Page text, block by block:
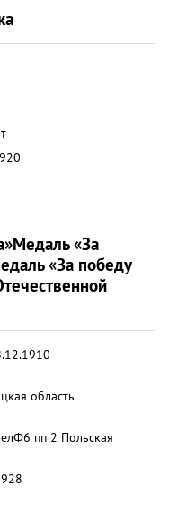
Медаль «За
«За победу
область
6 пп 2 Польская